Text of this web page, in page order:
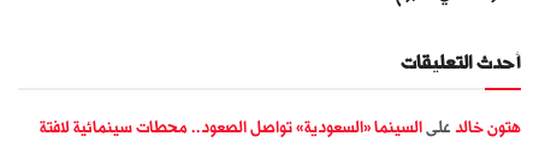
أحدث التعليقات
هتون خالد على السينما «السعودية» تواصل الصعود.. محطات سينمائية لافتة